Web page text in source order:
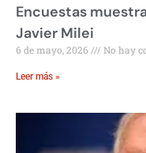
Encuestas
Javier Milei
6 de mayo, 2026 No hay
Leer más »